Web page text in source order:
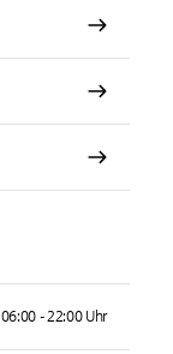
06:00 - 22:00 Uhr